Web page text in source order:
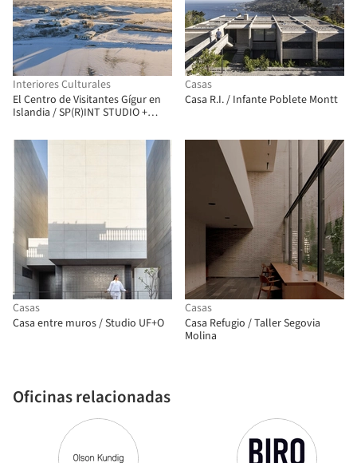
Interiores Culturales
El Centro de Visitantes Gígur en
Islandia / SP(R)INT STUDIO +
Casas
Casa R.I. / Infante Poblete Montt
Casas
Casa entre muros / Studio UF+O
Oficinas relacionadas
Casas
Casa Refugio / Taller Segovia
Molina